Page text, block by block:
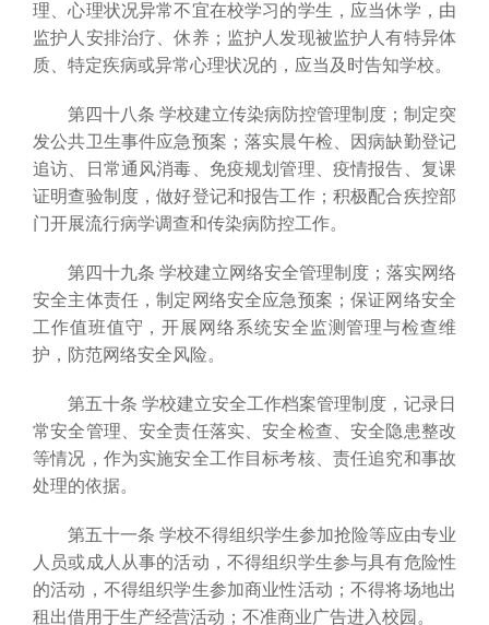
理、心理状况异常不宜在校学习的学生，应当休学，由
监护人安排治疗、休养；监护人发现被监护人有特异体
质、特定疾病或异常心理状况的，应当及时告知学校。
第四十八条 学校建立传染病防控管理制度；制定突
发公共卫生事件应急预案；落实晨午检、因病缺勤登记
追访、日常通风消毒、免疫规划管理、疫情报告、复课
证明查验制度，做好登记和报告工作；积极配合疾控部
门开展流行病学调查和传染病防控工作。
第四十九条 学校建立网络安全管理制度；落实网络
安全主体责任，制定网络安全应急预案；保证网络安全
工作值班值守，开展网络系统安全监测管理与检查维
护，防范网络安全风险。
第五十条 学校建立安全工作档案管理制度，记录日
常安全管理、安全责任落实、安全检查、安全隐患整改
等情况，作为实施安全工作目标考核、责任追究和事故
处理的依据。
第五十一条 学校不得组织学生参加抢险等应由专业
人员或成人从事的活动，不得组织学生参与具有危险性
的活动，不得组织学生参加商业性活动；不得将场地出
租出借用于生产经营活动；不准商业广告进入校园。